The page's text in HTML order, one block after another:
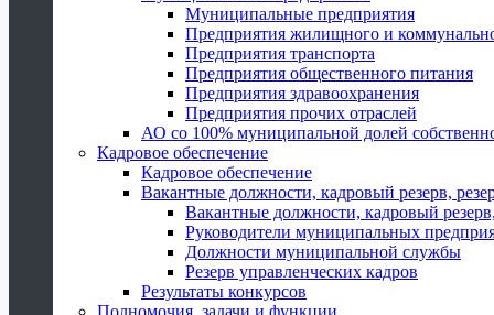
Муниципальные предприятия
Предприятия жилищного и
Предприятия транспорта
Предприятия общественного питания
Предприятия здравоохранения
Предприятия прочих отраслей
АО со 100% муниципальной долей
Кадровое обеспечение
Кадровое обеспечение
Вакантные должности, кадровый резерв,
Вакантные должности, кадровый
Руководители муниципальных
Должности муниципальной службы
Резерв управленческих кадров
Результаты конкурсов
Полномочия, задачи и функции